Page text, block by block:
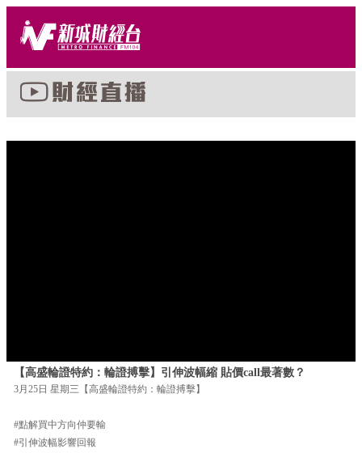
【高盛輪證特約：輪證搏擊】引伸波幅縮 貼價call最著數？
3月25日 星期三【高盛輪證特約：輪證搏擊】
#點解買中方向仲要輸
#引伸波幅影響回報